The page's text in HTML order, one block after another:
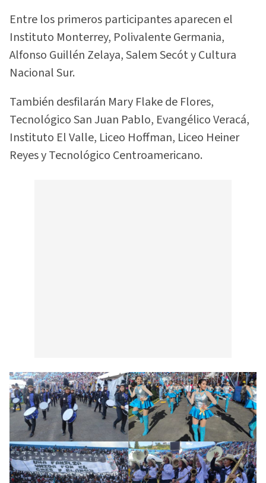
Entre los primeros participantes aparecen el
Instituto Monterrey, Polivalente Germania,
Alfonso Guillén Zelaya, Salem Secót y Cultura
Nacional Sur.
También desfilarán Mary Flake de Flores,
Tecnológico San Juan Pablo, Evangélico Veracá,
Instituto El Valle, Liceo Hoffman, Liceo Heiner
Reyes y Tecnológico Centroamericano.